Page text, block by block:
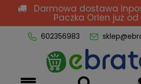
Darmowa dostawa
Paczka Orlen już od
602356983